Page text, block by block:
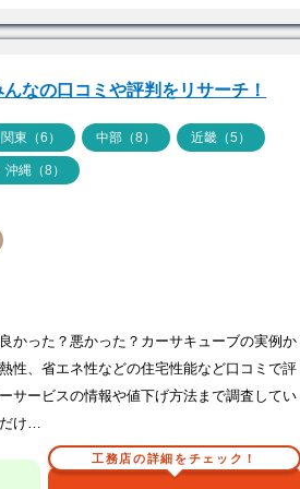
なの口コミや評判をリサーチ！
関東（6） 中部（8） 近畿（5）
沖縄（8）
かった？悪かった？カーサキューブの実例か
性、省エネ性などの住宅性能など口コミで評
サービスの情報や値下げ方法まで調査してい
だけ…
工務店の詳細をチェック！